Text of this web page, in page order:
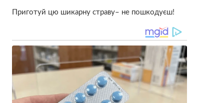
Приготуй цю шикарну страву– не пошкодуєш!